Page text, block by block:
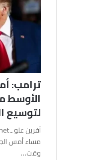
ترامب:
الأوسط
لتوسيع
مساء أمس
وقت…